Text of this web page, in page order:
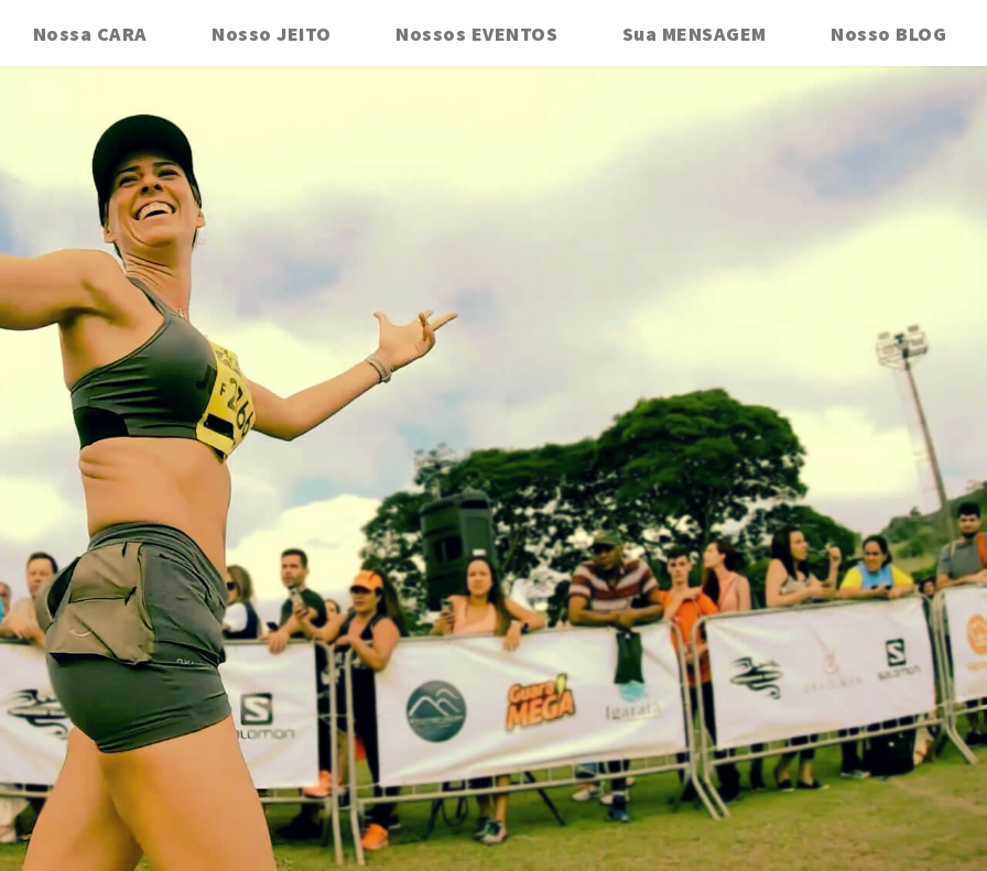
Nossa CARA Nosso JEITO Nossos EVENTOS Sua MENSAGEM Nosso BLOG